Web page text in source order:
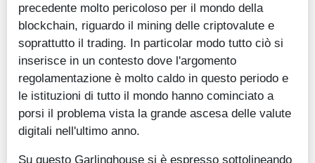
precedente molto pericoloso per il mondo della
blockchain, riguardo il mining delle criptovalute e
soprattutto il trading. In particolar modo tutto ciò si
inserisce in un contesto dove l'argomento
regolamentazione è molto caldo in questo periodo e
le istituzioni di tutto il mondo hanno cominciato a
porsi il problema vista la grande ascesa delle valute
digitali nell'ultimo anno.
Su questo Garlinghouse si è espresso sottolineando